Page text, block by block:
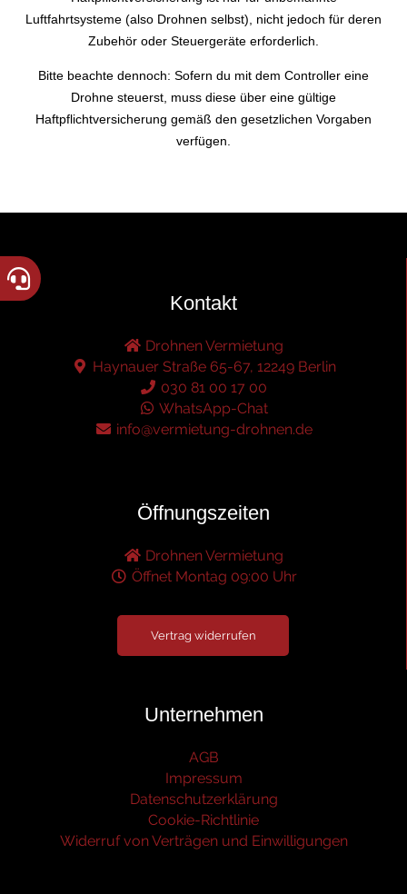
Luftfahrtsysteme (also Drohnen selbst), nicht jedoch für deren
Zubehör oder Steuergeräte erforderlich.
Bitte beachte dennoch: Sofern du mit dem Controller eine
Drohne steuerst, muss diese über eine gültige
Haftpflichtversicherung gemäß den gesetzlichen Vorgaben
verfügen.
Kontakt
Drohnen Vermietung
Haynauer Straße 65-67, 12249 Berlin
030 81 00 17 00
WhatsApp-Chat
info@vermietung-drohnen.de
Öffnungszeiten
Drohnen Vermietung
Öffnet Montag 09:00 Uhr
Vertrag widerrufen
Unternehmen
AGB
Impressum
Datenschutzerklärung
Cookie-Richtlinie
Widerruf von Verträgen und Einwilligungen